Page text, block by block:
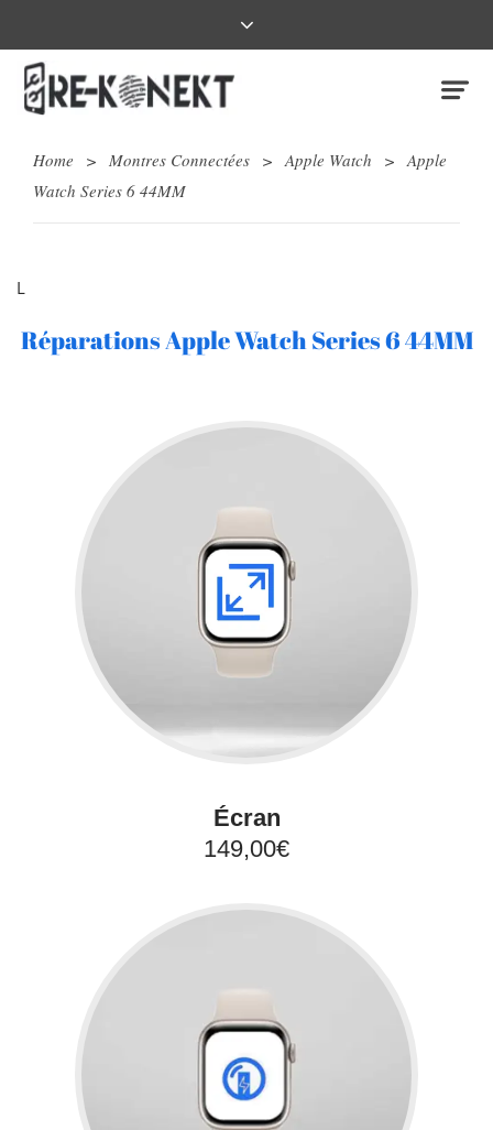
Home > Montres Connectées > Apple Watch > Apple
Watch Series 6 44MM
L
Réparations Apple Watch Series 6 44MM
Écran
149,00€